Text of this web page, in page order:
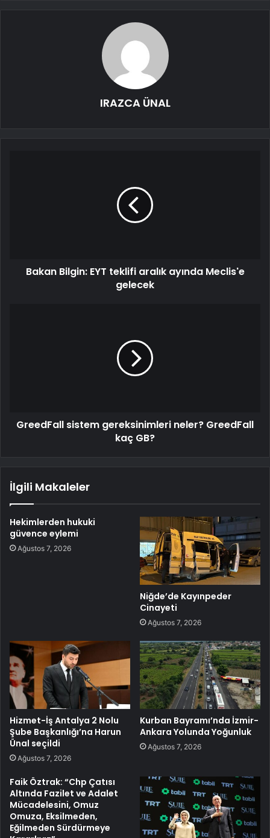
IRAZCA ÜNAL
Bakan Bilgin: EYT teklifi aralık ayında Meclis'e
gelecek
GreedFall sistem gereksinimleri neler? GreedFall
kaç GB?
İlgili Makaleler
Hekimlerden hukuki
güvence eylemi
Ağustos 7, 2026
Niğde’de Kayınpeder
Cinayeti
Ağustos 7, 2026
Hizmet-İş Antalya 2 Nolu
Şube Başkanlığı’na Harun
Ünal seçildi
Ağustos 7, 2026
Kurban Bayramı’nda İzmir-
Ankara Yolunda Yoğunluk
Ağustos 7, 2026
Faik Öztrak: “Chp Çatısı
Altında Fazilet ve Adalet
Mücadelesini, Omuz
Omuza, Eksilmeden,
Eğilmeden Sürdürmeye